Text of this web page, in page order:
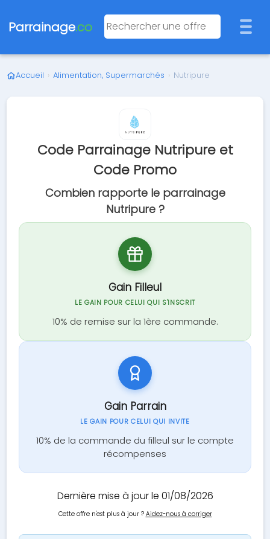
Parrainage.co
Accueil › Alimentation, Supermarchés › Nutripure
Code Parrainage Nutripure et
Code Promo
Combien rapporte le parrainage
Nutripure ?
Gain Filleul
LE GAIN POUR CELUI QUI S'INSCRIT
10% de remise sur la 1ère commande.
Gain Parrain
LE GAIN POUR CELUI QUI INVITE
10% de la commande du filleul sur le compte
récompenses
Dernière mise à jour le 01/08/2026
Cette offre n'est plus à jour ? Aidez-nous à corriger